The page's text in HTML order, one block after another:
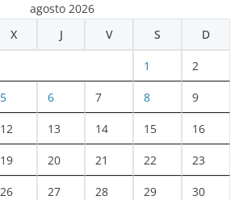
agosto 2026
X J V S D
1 2
5 6 7 8 9
12 13 14 15 16
19 20 21 22 23
26 27 28 29 30